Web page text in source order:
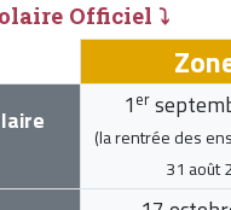
Officiel ⤵
1 er
(la rentrée des
31 août